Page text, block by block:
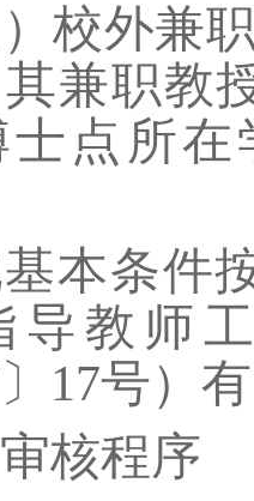
）校外兼
其兼职教
士点所
本条件
导教师
〕 17号）
核程序